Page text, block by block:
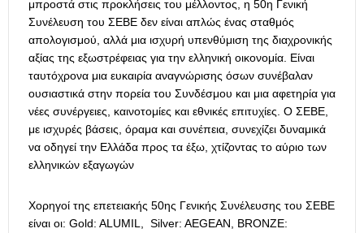
μπροστά στις προκλήσεις του μέλλοντος, η 50η Γενική
Συνέλευση του ΣΕΒΕ δεν είναι απλώς ένας σταθμός
απολογισμού, αλλά μια ισχυρή υπενθύμιση της διαχρονικής
αξίας της εξωστρέφειας για την ελληνική οικονομία. Είναι
ταυτόχρονα μια ευκαιρία αναγνώρισης όσων συνέβαλαν
ουσιαστικά στην πορεία του Συνδέσμου και μια αφετηρία για
νέες συνέργειες, καινοτομίες και εθνικές επιτυχίες. Ο ΣΕΒΕ,
με ισχυρές βάσεις, όραμα και συνέπεια, συνεχίζει δυναμικά
να οδηγεί την Ελλάδα προς τα έξω, χτίζοντας το αύριο των
ελληνικών εξαγωγών
Χορηγοί της επετειακής 50ης Γενικής Συνέλευσης του ΣΕΒΕ
είναι οι: Gold: ALUMIL, Silver: AEGEAN, BRONZE: